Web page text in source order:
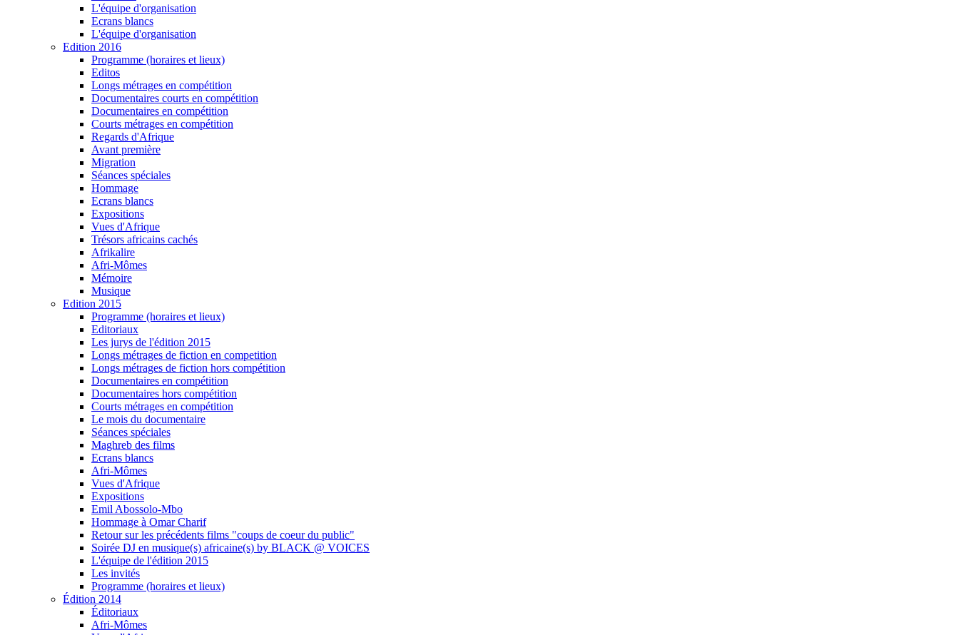
L'équipe d'organisation
Ecrans blancs
L'équipe d'organisation
Edition 2016
Programme (horaires et lieux)
Editos
Longs métrages en compétition
Documentaires courts en compétition
Documentaires en compétition
Courts métrages en compétition
Regards d'Afrique
Avant première
Migration
Séances spéciales
Hommage
Ecrans blancs
Expositions
Vues d'Afrique
Trésors africains cachés
Afrikalire
Afri-Mômes
Mémoire
Musique
Edition 2015
Programme (horaires et lieux)
Editoriaux
Les jurys de l'édition 2015
Longs métrages de fiction en competition
Longs métrages de fiction hors compétition
Documentaires en compétition
Documentaires hors compétition
Courts métrages en compétition
Le mois du documentaire
Séances spéciales
Maghreb des films
Ecrans blancs
Afri-Mômes
Vues d'Afrique
Expositions
Emil Abossolo-Mbo
Hommage à Omar Charif
Retour sur les précédents films "coups de coeur du public"
Soirée DJ en musique(s) africaine(s) by BLACK @ VOICES
L'équipe de l'édition 2015
Les invités
Programme (horaires et lieux)
Édition 2014
Éditoriaux
Afri-Mômes